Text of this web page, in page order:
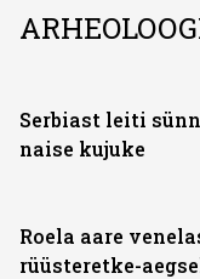
Serbiast leiti
naise kujuke
Roela aare
rüüsteretke-